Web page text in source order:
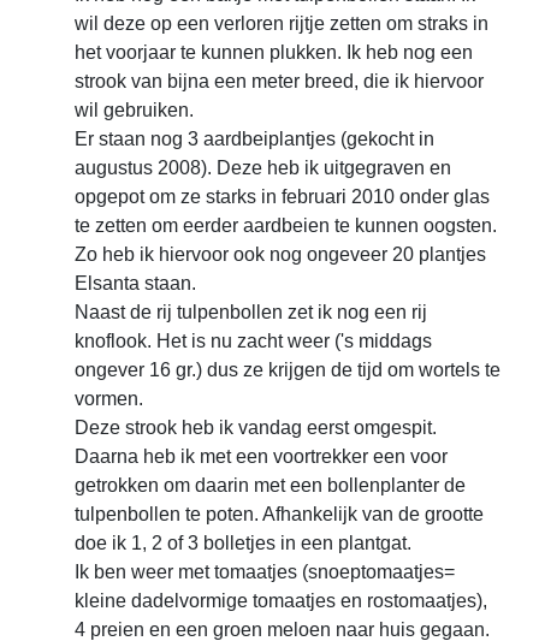
wil deze op een verloren rijtje zetten om straks in
het voorjaar te kunnen plukken. Ik heb nog een
strook van bijna een meter breed, die ik hiervoor
wil gebruiken.
Er staan nog 3 aardbeiplantjes (gekocht in
augustus 2008). Deze heb ik uitgegraven en
opgepot om ze starks in februari 2010 onder glas
te zetten om eerder aardbeien te kunnen oogsten.
Zo heb ik hiervoor ook nog ongeveer 20 plantjes
Elsanta staan.
Naast de rij tulpenbollen zet ik nog een rij
knoflook. Het is nu zacht weer ('s middags
ongever 16 gr.) dus ze krijgen de tijd om wortels te
vormen.
Deze strook heb ik vandag eerst omgespit.
Daarna heb ik met een voortrekker een voor
getrokken om daarin met een bollenplanter de
tulpenbollen te poten. Afhankelijk van de grootte
doe ik 1, 2 of 3 bolletjes in een plantgat.
Ik ben weer met tomaatjes (snoeptomaatjes=
kleine dadelvormige tomaatjes en rostomaatjes),
4 preien en een groen meloen naar huis gegaan.